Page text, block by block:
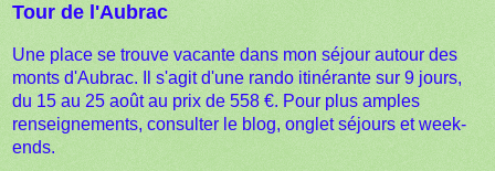
Tour de l'Aubrac
Une place se trouve vacante dans mon séjour autour des
monts d'Aubrac. Il s'agit d'une rando itinérante sur 9 jours,
du 15 au 25 août au prix de 558 €. Pour plus amples
renseignements, consulter le blog, onglet séjours et week-
ends.